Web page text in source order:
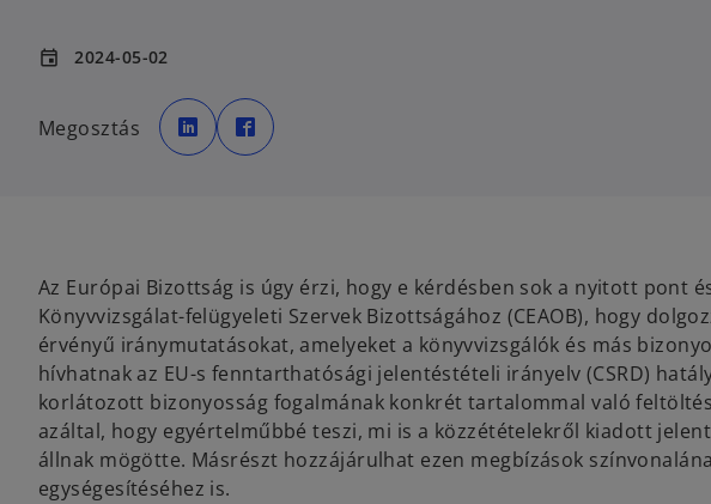
event 2024-05-02
Megosztás
o
p
e
n
a
b
p
e
b
Az Európai Bizottság is úgy érzi, hogy e kérdésben sok a nyitott pont
Könyvvizsgálat-felügyeleti Szervek Bizottságához (CEAOB), hogy
érvényű iránymutatásokat, amelyeket a könyvvizsgálók és más
hívhatnak az EU-s fenntarthatósági jelentéstételi irányelv (CSRD)
korlátozott bizonyosság fogalmának konkrét tartalommal való
azáltal, hogy egyértelműbbé teszi, mi is a közzétételekről kiadott
állnak mögötte. Másrészt hozzájárulhat ezen megbízások
egységesítéséhez is.